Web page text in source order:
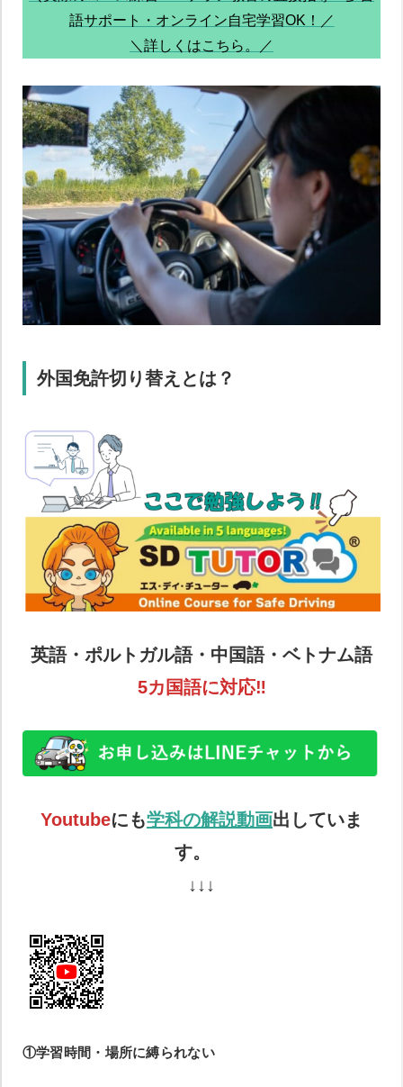
語サポート・オンライン自宅学習OK！／
＼詳しくはこちら。／
外国免許切り替えとは？
英語・ポルトガル語・中国語・ベトナム語
5カ国語に対応‼
Youtubeにも学科の解説動画出していま
す。
↓↓↓
①学習時間・場所に縛られない